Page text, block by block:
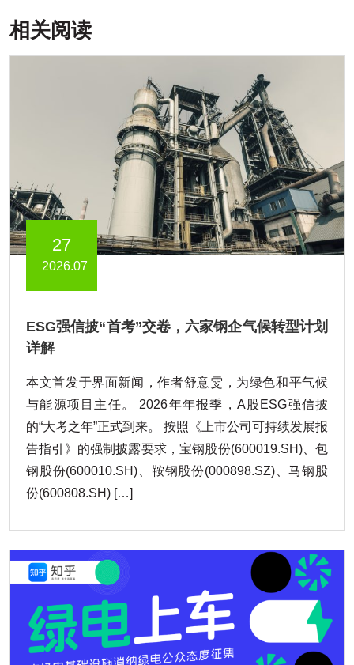
相关阅读
27
2026.07
ESG强信披“首考”交卷，六家钢企气候转型计划
详解
本文首发于界面新闻，作者舒意雯，为绿色和平气候
与能源项目主任。 2026年年报季，A股ESG强信披
的“大考之年”正式到来。 按照《上市公司可持续发展报
告指引》的强制披露要求，宝钢股份(600019.SH)、包
钢股份(600010.SH)、鞍钢股份(000898.SZ)、马钢股
份(600808.SH) […]